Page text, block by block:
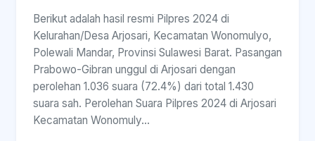
Berikut adalah hasil resmi Pilpres 2024 di
Kelurahan/Desa Arjosari, Kecamatan Wonomulyo,
Polewali Mandar, Provinsi Sulawesi Barat. Pasangan
Prabowo-Gibran unggul di Arjosari dengan
perolehan 1.036 suara (72.4%) dari total 1.430
suara sah. Perolehan Suara Pilpres 2024 di Arjosari
Kecamatan Wonomuly...